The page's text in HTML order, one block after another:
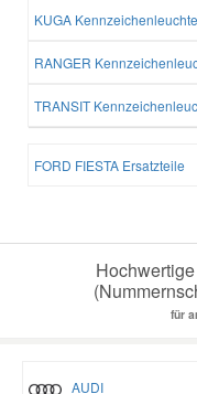
KUGA
RANGER
TRANSIT
FORD FIESTA Ersatzteile
für
AUDI